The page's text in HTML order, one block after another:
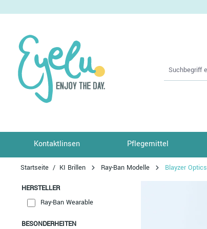
Kontaktlinsen Pflegemittel
Startseite KI Brillen Ray-Ban Modelle Blayzer Optics
HERSTELLER
Ray-Ban Wearable
BESONDERHEITEN